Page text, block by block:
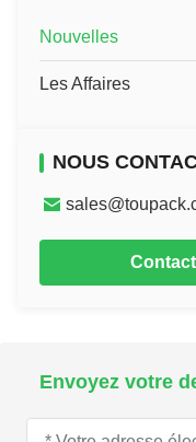
Nouvelles
Les Affaires
NOUS
Envoyez votre